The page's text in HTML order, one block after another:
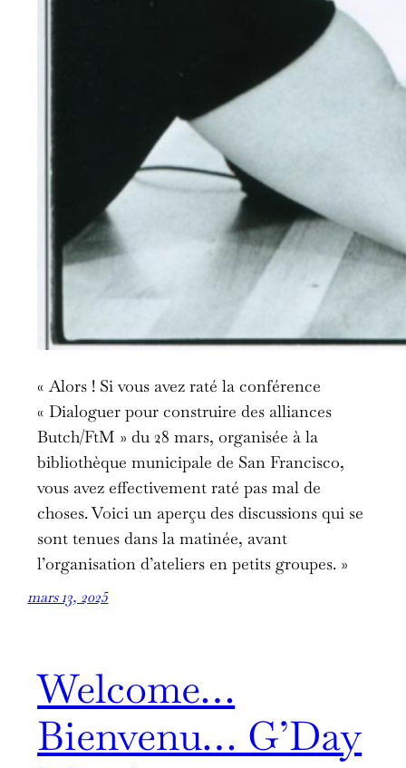
« Alors ! Si vous avez raté la conférence
« Dialoguer pour construire des alliances
Butch/FtM » du 28 mars, organisée à la
bibliothèque municipale de San Francisco,
vous avez effectivement raté pas mal de
choses. Voici un aperçu des discussions qui se
sont tenues dans la matinée, avant
l’organisation d’ateliers en petits groupes. »
mars 13, 2025
Welcome…
Bienvenu… G’Day